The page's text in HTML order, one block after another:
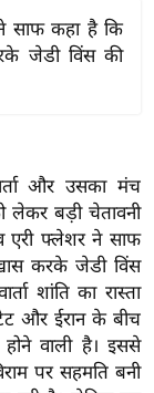
साफ कहा है कि
जेडी विंस की
और उसका मंच
लेकर बड़ी चेतावनी
एरी फ्लेशर ने साफ
खास करके जेडी विंस
शांति का रास्ता
और ईरान के बीच
होने वाली है। इससे
पर सहमति बनी